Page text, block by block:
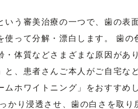
う審美治療の一つで、歯の表
使って分解・漂白します。 歯の
体質などさまざまな原因があ
、患者さんご本人がご自宅な
ムホワイトニング」をおすすめ
かり浸透させ、歯の白さを取り